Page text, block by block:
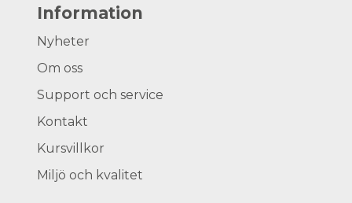
Information
Nyheter
Om oss
Support och service
Kontakt
Kursvillkor
Miljö och kvalitet